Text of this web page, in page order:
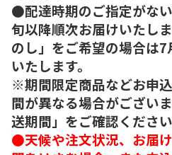
●配達時期のご指定がな
旬以降順次お届けいたし
のし」をご希望の場合は
いたします。
※期間限定商品などお申
間が異なる場合がござい
送期間」をご確認ください
●天候や注文状況、お届